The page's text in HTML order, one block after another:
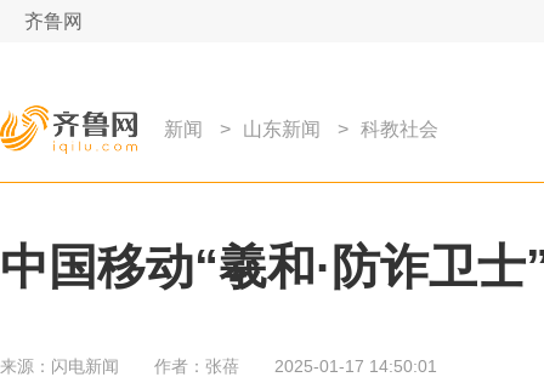
齐鲁网
新闻 > 山东新闻 > 科教社会
中国移动“羲和·防诈卫
来源： 闪电新闻 作者： 张蓓 2025-01-17 14:50:01